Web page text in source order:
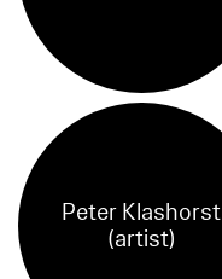
Peter Klashorst
(artist)